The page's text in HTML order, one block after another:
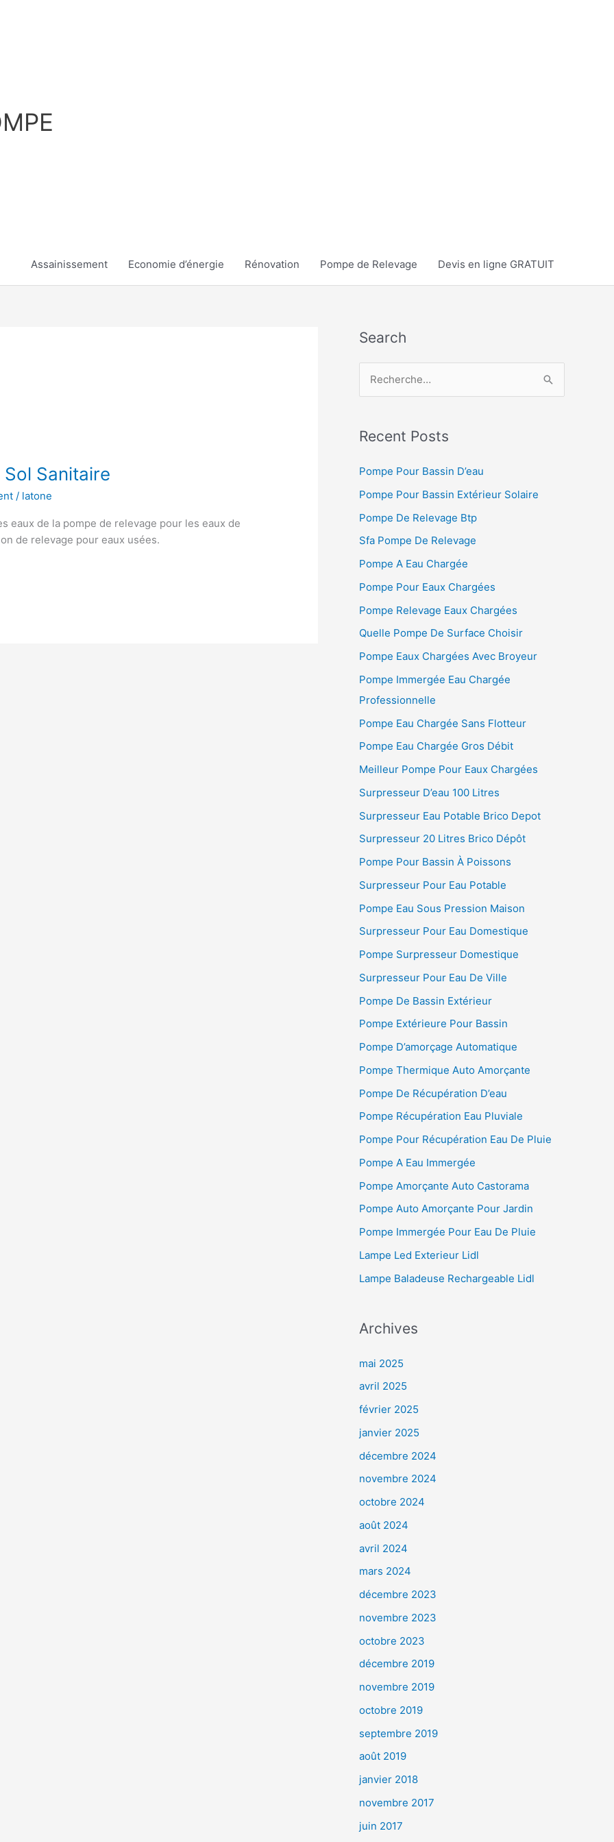
Assainissement Economie d’énergie Rénovation Pompe de Relevage Devis en ligne GRATUIT
Sanitaire
/ latone
eaux de la pompe de relevage pour les eaux de
de relevage pour eaux usées.
Search
h
r
c
h
e
r
Recent Posts
Pompe Pour Bassin D’eau
Pompe Pour Bassin Extérieur Solaire
Pompe De Relevage Btp
Sfa Pompe De Relevage
Pompe A Eau Chargée
Pompe Pour Eaux Chargées
Pompe Relevage Eaux Chargées
Quelle Pompe De Surface Choisir
Pompe Eaux Chargées Avec Broyeur
Pompe Immergée Eau Chargée
Professionnelle
Pompe Eau Chargée Sans Flotteur
Pompe Eau Chargée Gros Débit
Meilleur Pompe Pour Eaux Chargées
Surpresseur D’eau 100 Litres
Surpresseur Eau Potable Brico Depot
Surpresseur 20 Litres Brico Dépôt
Pompe Pour Bassin À Poissons
Surpresseur Pour Eau Potable
Pompe Eau Sous Pression Maison
Surpresseur Pour Eau Domestique
Pompe Surpresseur Domestique
Surpresseur Pour Eau De Ville
Pompe De Bassin Extérieur
Pompe Extérieure Pour Bassin
Pompe D’amorçage Automatique
Pompe Thermique Auto Amorçante
Pompe De Récupération D’eau
Pompe Récupération Eau Pluviale
Pompe Pour Récupération Eau De Pluie
Pompe A Eau Immergée
Pompe Amorçante Auto Castorama
Pompe Auto Amorçante Pour Jardin
Pompe Immergée Pour Eau De Pluie
Lampe Led Exterieur Lidl
Lampe Baladeuse Rechargeable Lidl
Archives
mai 2025
avril 2025
février 2025
janvier 2025
décembre 2024
novembre 2024
octobre 2024
août 2024
avril 2024
mars 2024
décembre 2023
novembre 2023
octobre 2023
décembre 2019
novembre 2019
octobre 2019
septembre 2019
août 2019
janvier 2018
novembre 2017
juin 2017